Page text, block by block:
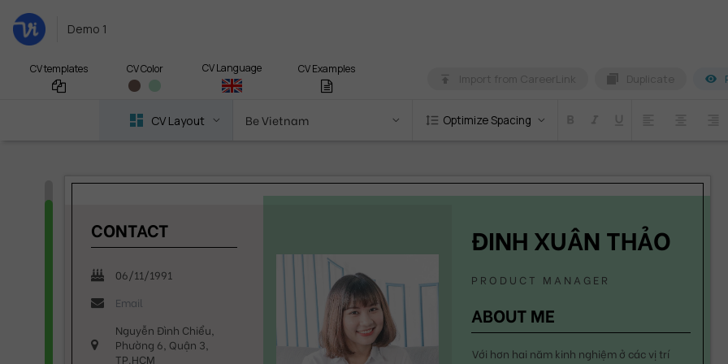
Demo 1
CV templates CV Color CV Language CV Examples
Import from CareerLink Duplicate
CV Layout Be Vietnam format_line_spacing Optimize Spacing format_bold format_italic format_underlined
CONTACT
06/11/1991
Nguyễn Đình Chiểu,
Phường 6, Quận 3,
TP.HCM
ĐINH XUÂN THẢO
PRODUCT MANAGER
ABOUT ME
Với hơn hai năm kinh nghiệm ở các vị trí